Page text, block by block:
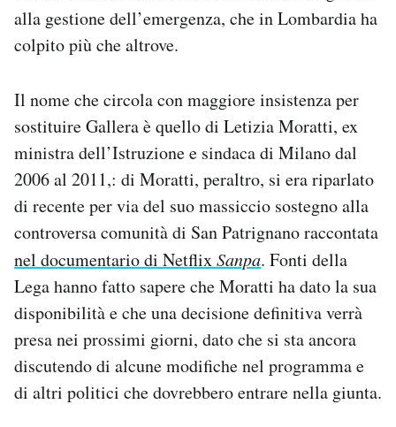
Esci
alla gestione dell’emergenza, che in Lombardia ha
colpito più che altrove.
Il nome che circola con maggiore insistenza per
sostituire Gallera è quello di Letizia Moratti, ex
ministra dell’Istruzione e sindaca di Milano dal
2006 al 2011,: di Moratti, peraltro, si era riparlato
di recente per via del suo massiccio sostegno alla
controversa comunità di San Patrignano raccontata
nel documentario di NetflixSanpa. Fonti della
Lega hanno fatto sapere che Moratti ha dato la sua
disponibilità e che una decisione definitiva verrà
presa nei prossimi giorni, dato che si sta ancora
discutendo di alcune modifiche nel programma e
di altri politici che dovrebbero entrare nella giunta.